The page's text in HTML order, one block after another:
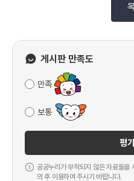
게시판 만족도
만족
보통
평
공공누리가 부착되지 않은 자료들을
의 후 이용하여 주시기 바랍니다.